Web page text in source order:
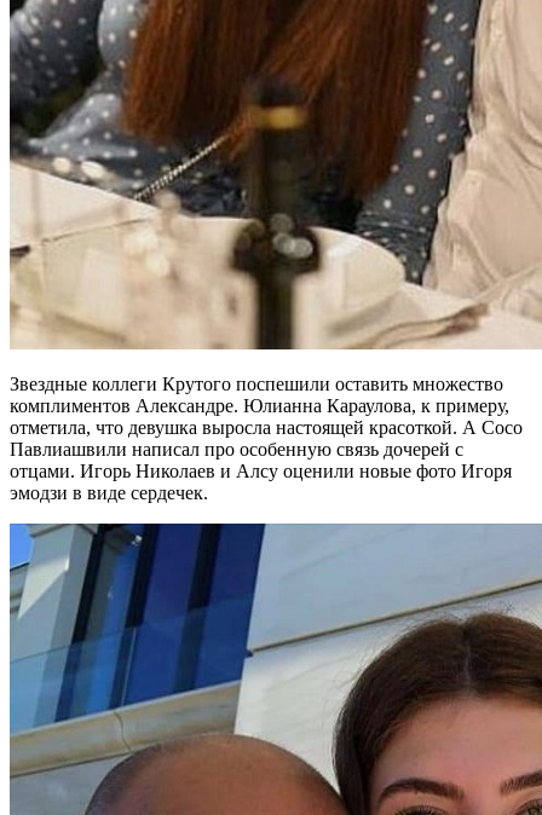
Звездные коллеги Крутого поспешили оставить множество
комплиментов Александре. Юлианна Караулова, к примеру,
отметила, что девушка выросла настоящей красоткой. А Сосо
Павлиашвили написал про особенную связь дочерей с
отцами. Игорь Николаев и Алсу оценили новые фото Игоря
эмодзи в виде сердечек.